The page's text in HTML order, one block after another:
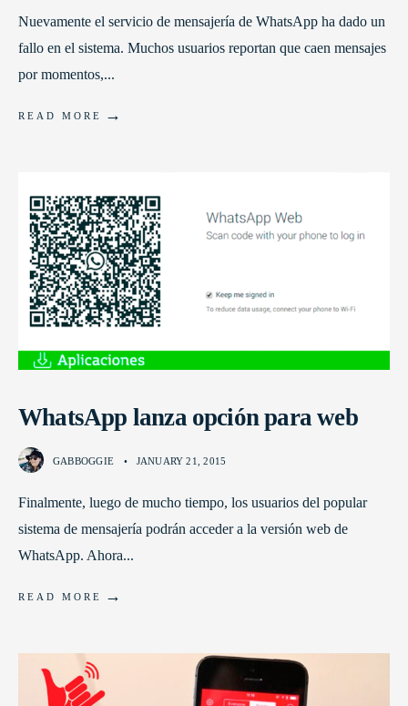
Nuevamente el servicio de mensajería de WhatsApp ha dado un
fallo en el sistema. Muchos usuarios reportan que caen mensajes
por momentos,...
READ MORE →
WhatsApp lanza opción para web
GABBOGGIE • JANUARY 21, 2015
Finalmente, luego de mucho tiempo, los usuarios del popular
sistema de mensajería podrán acceder a la versión web de
WhatsApp. Ahora...
READ MORE →